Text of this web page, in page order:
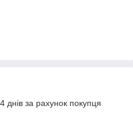
за рахунок покупця